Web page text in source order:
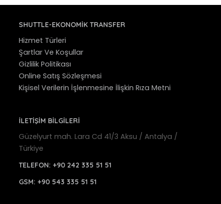
SHUTTLE-EKONOMIK TRANSFER
Hizmet Türleri
Şartlar Ve Koşullar
Gizlilik Politikası
Online Satış Sözleşmesi
Kişisel Verilerin İşlenmesine İlişkin Rıza Metni
İLETİŞİM BİLGİLERİ
Güzelyurt mah. Lara Cd 41/3 Aksu / Antalya /
Türkiye
TELEFON: +90 242 335 51 51
GSM: +90 543 335 51 51